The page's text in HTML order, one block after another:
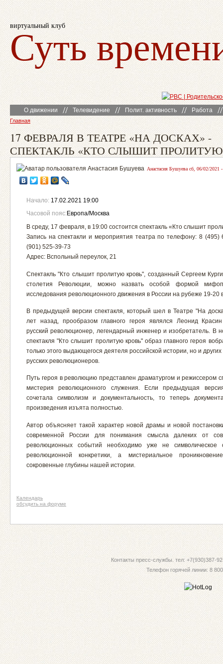
виртуальный клуб
Суть
О движении Телевидение Полит. активность Работа
Главная
17 ФЕВРАЛЯ В ТЕАТРЕ «НА ДОСКАХ» -
СПЕКТАКЛЬ «КТО СЛЫШИТ ПРОЛИТУЮ
Анастасия Бушуева сб, 06/02/2021
Начало: 17.02.2021 19:00
Часовой пояс:Европа/Москва
В среду, 17 февраля, в 19:00 состоится спектакль «Кто слышит
Запись на спектакли и мероприятия театра по телефону: 8 (495)
(901) 525-39-73
Адрес: Вспольный переулок, 21
Спектакль "Кто слышит пролитую кровь", созданный Сергеем
столетия Революции, можно назвать особой формой
исследования революционного движения в России на рубеже 19-20
В предыдущей версии спектакля, который шел в Театре "На
лет назад, прообразом главного героя являлся Леонид
русский революционер, легендарный инженер и изобретатель. В
спектакля "Кто слышит пролитую кровь" образ главного героя
только этого выдающегося деятеля российской истории, но и
русских революционеров.
Путь героя в революцию представлен драматургом и режиссером
мистерия революционного служения. Если предыдущая
сочетала символизм и документальность, то теперь
произведения изъята полностью.
Автор объясняет такой характер новой драмы и новой
современной России для понимания смысла далеких от
революционных событий необходимо уже не символическое
революционной конкретики, а мистериальное
сокровенные глубины нашей истории.
Календарь
обсудить на форуме
Контакты пресс-службы. тел: +7(930)387-
Телефон горячей линии: 8